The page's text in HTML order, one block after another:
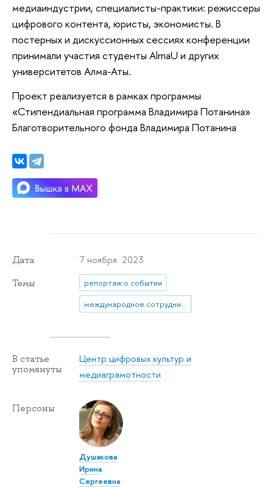
медиаиндустрии, специалисты-практики: режиссеры
цифрового контента, юристы, экономисты. В
постерных и дискуссионных сессиях конференции
принимали участия студенты AlmaU и других
университетов Алма-Аты.
Проект реализуется в рамках программы
«Стипендиальная программа Владимира Потанина»
Благотворительного фонда Владимира Потанина
Дата 7 ноября 2023
Темы
репортаж о событии
международное сотрудничество
В статье
упомянуты
Центр цифровых культур и
медиаграмотности
Персоны
Душакова
Ирина
Сергеевна